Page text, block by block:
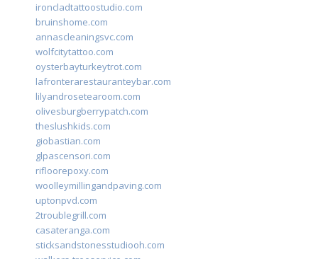
ironcladtattoostudio.com
bruinshome.com
annascleaningsvc.com
wolfcitytattoo.com
oysterbayturkeytrot.com
lafronterarestauranteybar.com
lilyandrosetearoom.com
olivesburgberrypatch.com
theslushkids.com
giobastian.com
glpascensori.com
rifloorepoxy.com
woolleymillingandpaving.com
uptonpvd.com
2troublegrill.com
casateranga.com
sticksandstonesstudiooh.com